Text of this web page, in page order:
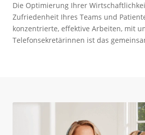
Die Optimierung Ihrer
Zufriedenheit Ihres Teams und
konzentrierte, effektive Arbeiten, mit
Telefonsekretärinnen ist das